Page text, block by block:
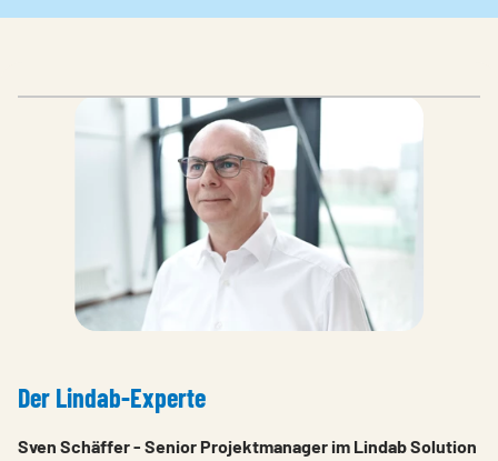
Der Lindab-Experte
Sven Schäffer - Senior Projektmanager im Lindab Solution